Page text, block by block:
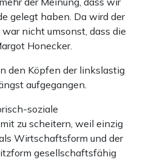
gelegt haben. Da wird der
nicht umsonst, dass die
Honecker.
den Köpfen der linkslastig
aufgegangen.
soziale
zu scheitern, weil einzig
Wirtschaftsform und der
gesellschaftsfähig